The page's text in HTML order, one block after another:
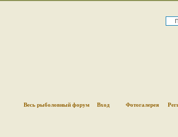
Весь рыболовный форум Вход Фотогалерея